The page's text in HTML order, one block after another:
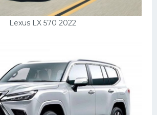
Lexus LX 570 2022